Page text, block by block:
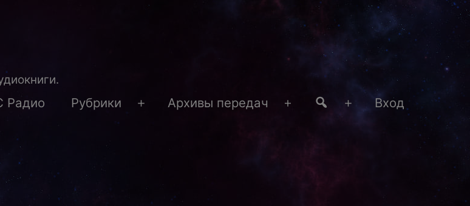
Радио Рубрики
ОткрытьАрхивы передач
Открыть
Открыть
Вход